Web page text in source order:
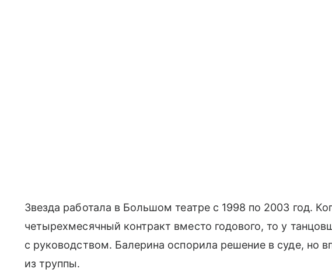
Звезда работала в Большом театре с 1998 по 2003 год.
четырехмесячный контракт вместо годового, то у
с руководством. Балерина оспорила решение в суде, но
из труппы.